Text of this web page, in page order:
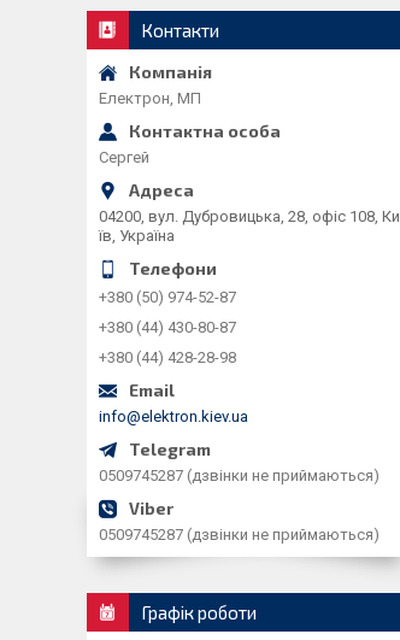
Контакти
Електрон, МП
Сергей
04200, вул. Дубровицька, 28, офіс 108, Ки
їв, Україна
+380 (50) 974-52-87
+380 (44) 430-80-87
+380 (44) 428-28-98
info@elektron.kiev.ua
0509745287 (дзвінки не приймаються)
0509745287 (дзвінки не приймаються)
Графік роботи